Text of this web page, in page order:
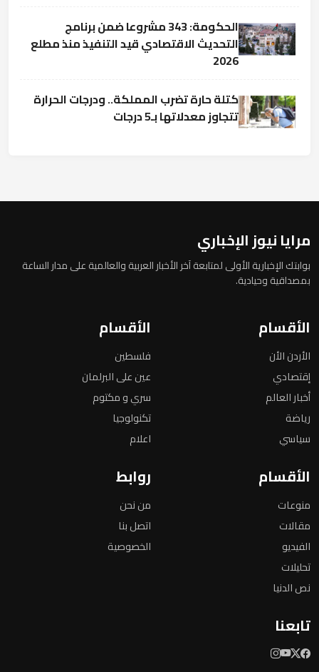
الحكومة: 343 مشروعا ضمن برنامج
التحديث الاقتصادي قيد التنفيذ منذ مطلع
2026
كتلة حارة تضرب المملكة.. ودرجات الحرارة
تتجاوز معدلاتها بـ5 درجات
مرايا نيوز الإخباري
بوابتك الإخبارية الأولى لمتابعة آخر الأخبار العربية والعالمية على مدار الساعة
بمصداقية وحيادية.
الأقسام
الأردن الأن
إقتصادي
أخبار العالم
رياضة
سياسي
الأقسام
فلسطين
عين على البرلمان
سري و مكتوم
تكنولوجيا
اعلام
الأقسام
منوعات
مقالات
الفيديو
تحليلات
نص الدنيا
روابط
من نحن
اتصل بنا
الخصوصية
تابعنا